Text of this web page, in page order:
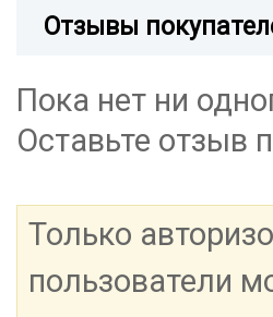
Отзывы
Пока нет ни
Оставьте отзыв
Только
пользователи